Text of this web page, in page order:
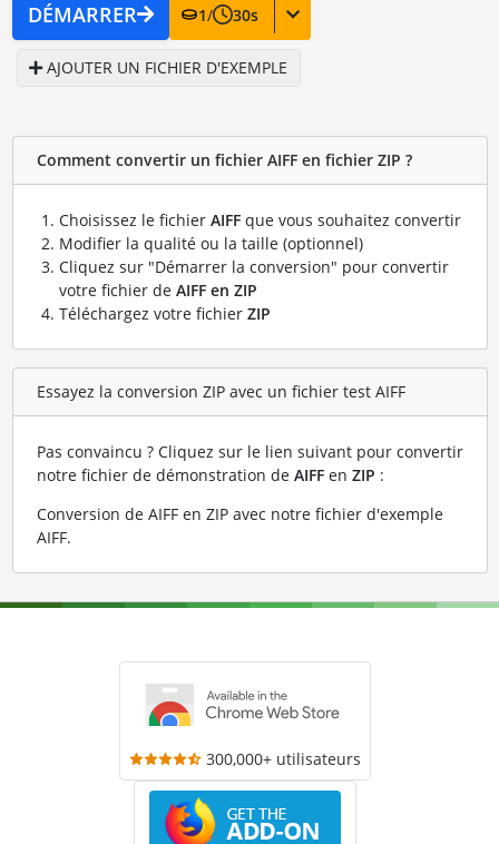
DÉMARRER 1/ 30s
AJOUTER UN FICHIER D'EXEMPLE
Comment convertir un fichier AIFF en fichier ZIP ?
Choisissez le fichier AIFFque vous souhaitez convertir
Modifier la qualité ou la taille (optionnel)
Cliquez sur "Démarrer la conversion" pour convertir
votre fichier de AIFF en ZIP
Téléchargez votre fichier ZIP
Essayez la conversion ZIP avec un fichier test AIFF
Pas convaincu ? Cliquez sur le lien suivant pour convertir
notre fichier de démonstration de AIFFen ZIP :
Conversion de AIFF en ZIP avec notre fichier d'exemple
AIFF.
300,000+ utilisateurs